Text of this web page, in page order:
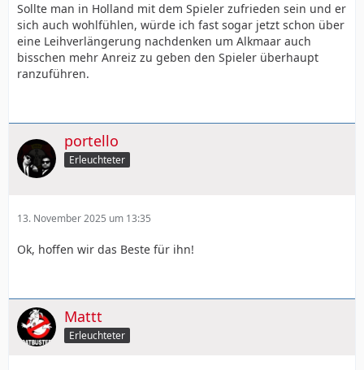
Sollte man in Holland mit dem Spieler zufrieden sein und er
sich auch wohlfühlen, würde ich fast sogar jetzt schon über
eine Leihverlängerung nachdenken um Alkmaar auch
bisschen mehr Anreiz zu geben den Spieler überhaupt
ranzuführen.
portello
Erleuchteter
13. November 2025 um 13:35
Ok, hoffen wir das Beste für ihn!
Mattt
Erleuchteter